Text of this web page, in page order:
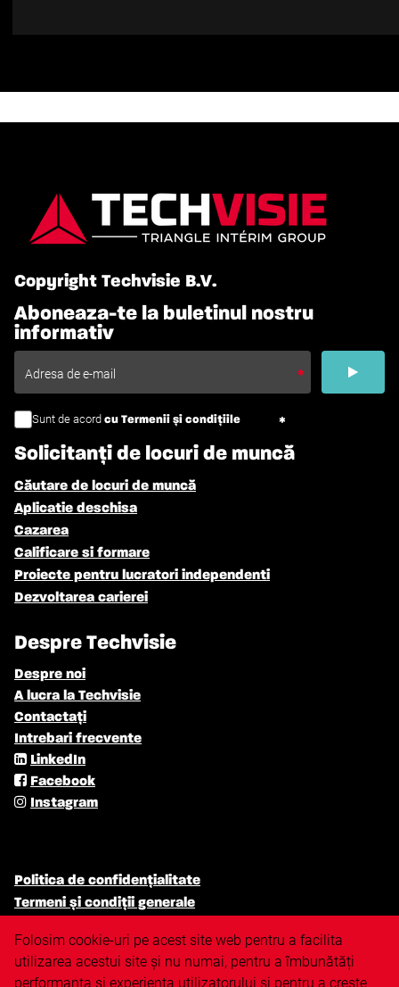
Copyright Techvisie B.V.
Aboneaza-te la buletinul nostru
informativ
Sunt de acord cu Termenii și condițiile
Solicitanți de locuri de muncă
Căutare de locuri de muncă
Aplicatie deschisa
Cazarea
Calificare si formare
Proiecte pentru lucratori independenti
Dezvoltarea carierei
Despre Techvisie
Despre noi
A lucra la Techvisie
Contactați
Intrebari frecvente
LinkedIn
Facebook
Instagram
Politica de confidențialitate
Termeni și condiții generale
Politica antidiscriminare
Clauza de raspundere
Folosim cookie-uri pe acest site web pentru a facilita
utilizarea acestui site și nu numai, pentru a îmbunătăți
performanța și experiența utilizatorului și pentru a crește